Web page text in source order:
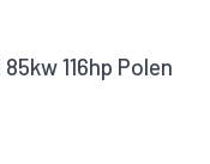
116hp Polen